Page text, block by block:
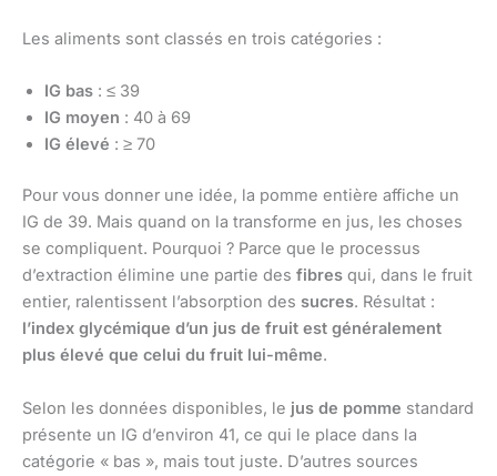
Les aliments sont classés en trois catégories :
IG bas : ≤ 39
IG moyen : 40 à 69
IG élevé : ≥ 70
Pour vous donner une idée, la pomme entière affiche un
IG de 39. Mais quand on la transforme en jus, les choses
se compliquent. Pourquoi ? Parce que le processus
d’extraction élimine une partie des fibres qui, dans le fruit
entier, ralentissent l’absorption des sucres. Résultat :
l’index glycémique d’un jus de fruit est généralement
plus élevé que celui du fruit lui-même.
Selon les données disponibles, le jus de pomme standard
présente un IG d’environ 41, ce qui le place dans la
catégorie « bas », mais tout juste. D’autres sources